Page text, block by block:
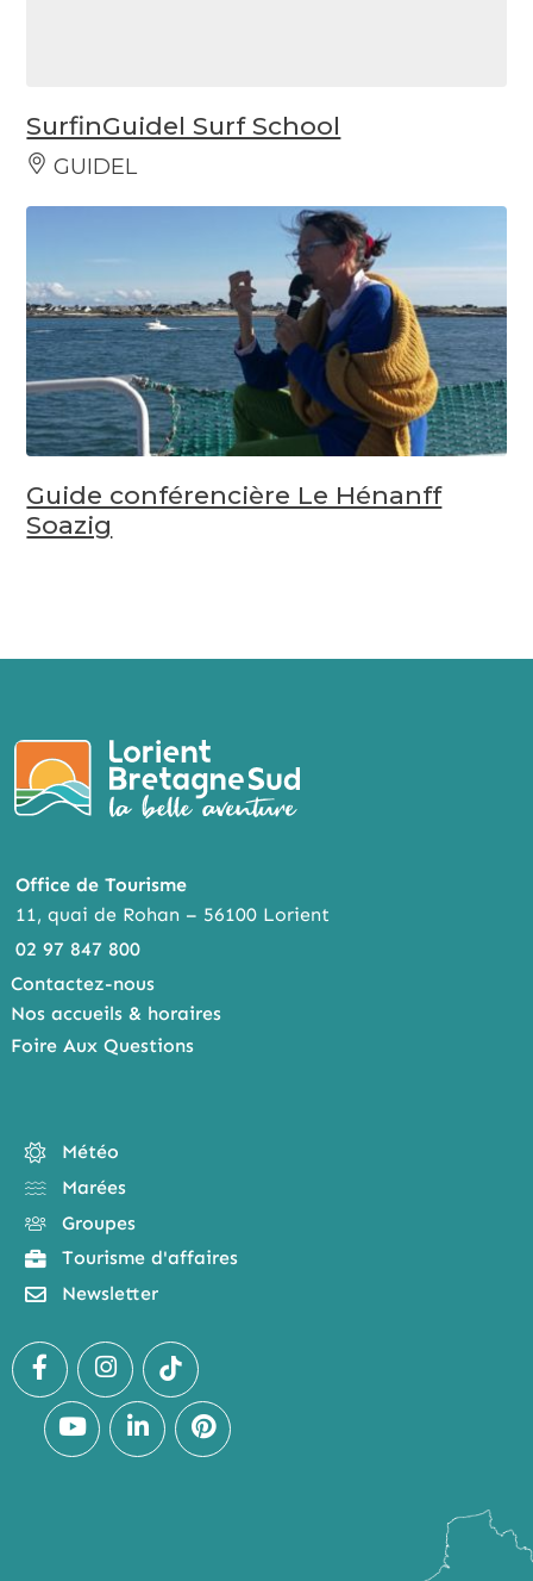
SurfinGuidel Surf School
GUIDEL
Guide conférencière Le Hénanff
Soazig
Office de Tourisme
11, quai de Rohan – 56100 Lorient
02 97 847 800
Contactez-nous
Nos accueils & horaires
Foire Aux Questions
Météo
Marées
Groupes
Tourisme d'affaires
Newsletter